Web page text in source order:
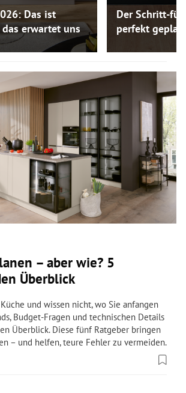
Das ist
erwartet uns
Der Schritt-
perfekt
– aber wie? 5
Überblick
und wissen nicht, wo Sie anfangen
Budget-Fragen und technischen Details
Überblick. Diese fünf Ratgeber bringen
– und helfen, teure Fehler zu vermeiden.